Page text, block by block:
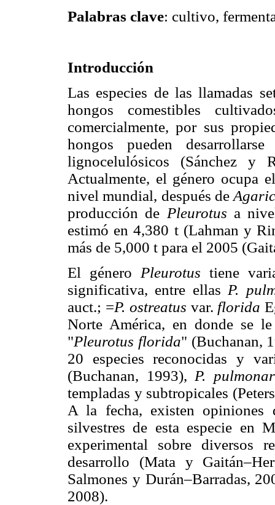
Palabras clave: cultivo,
Introducción
Las especies de las llamadas
hongos comestibles
comercialmente, por sus
hongos pueden
lignocelulósicos (Sánchez y
Actualmente, el género ocupa
nivel mundial, después de
producción de Pleurotus a
estimó en 4,380 t (Lahman y
más de 5,000 t para el 2005
El género Pleurotus tiene
significativa, entre ellas P.
auct.; =P. ostreatus var. florida
Norte América, en donde se
"Pleurotus florida" (Buchanan,
20 especies reconocidas y
(Buchanan, 1993), P.
templadas y subtropicales
A la fecha, existen opiniones
silvestres de esta especie en
experimental sobre diversos
desarrollo (Mata y
Salmones y Durán–Barradas,
2008).